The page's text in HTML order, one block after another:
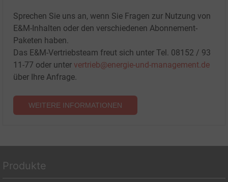
Sprechen Sie uns an, wenn Sie Fragen zur Nutzung von
E&M-Inhalten oder den verschiedenen Abonnement-
Paketen haben.
Das E&M-Vertriebsteam freut sich unter Tel. 08152 / 93
11-77 oder unter vertrieb@energie-und-management.de
über Ihre Anfrage.
WEITERE INFORMATIONEN
Produkte